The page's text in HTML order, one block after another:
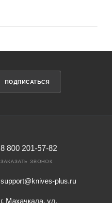
ПОДПИСАТЬСЯ
8 800 201-57-82
ЗАКАЗАТЬ ЗВОНОК
support@knives-plus.ru
г. Махачкала, ул.